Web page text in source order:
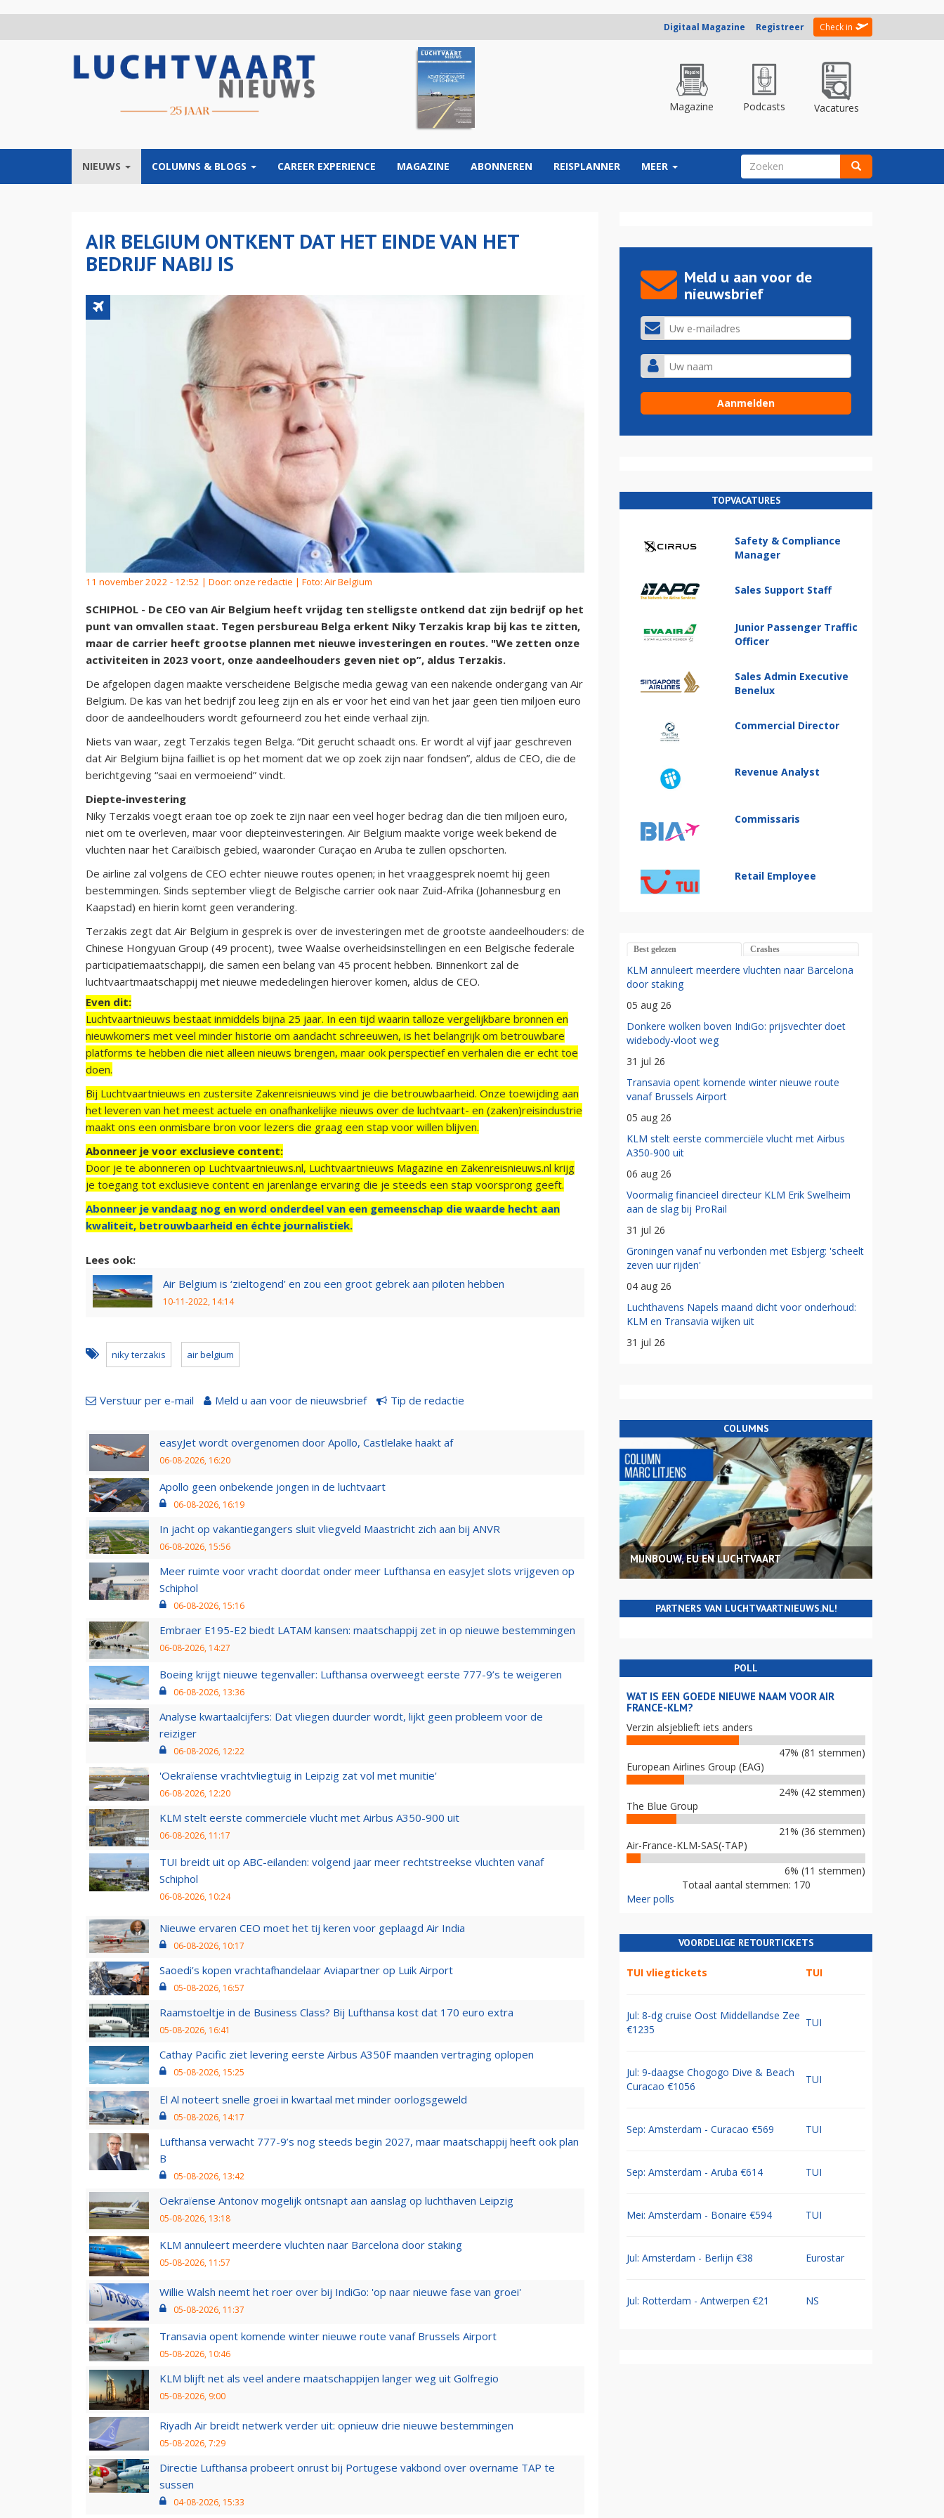
Digitaal Magazine Registreer Check in
Magazine Podcasts Vacatures
NIEUWS COLUMNS & BLOGS CAREER EXPERIENCE MAGAZINE ABONNEREN REISPLANNER MEER ZOEKVELD
AIR BELGIUM ONTKENT DAT HET EINDE VAN HET
BEDRIJF NABIJ IS
11 november 2022 - 12:52 | Door: onze redactie | Foto: Air Belgium
SCHIPHOL - De CEO van Air Belgium heeft vrijdag ten stelligste ontkend dat zijn bedrijf op het
punt van omvallen staat. Tegen persbureau Belga erkent Niky Terzakis krap bij kas te zitten,
maar de carrier heeft grootse plannen met nieuwe investeringen en routes. "We zetten onze
activiteiten in 2023 voort, onze aandeelhouders geven niet op”, aldus Terzakis.
De afgelopen dagen maakte verscheidene Belgische media gewag van een nakende ondergang van Air
Belgium. De kas van het bedrijf zou leeg zijn en als er voor het eind van het jaar geen tien miljoen euro
door de aandeelhouders wordt gefourneerd zou het einde verhaal zijn.
Niets van waar, zegt Terzakis tegen Belga. “Dit gerucht schaadt ons. Er wordt al vijf jaar geschreven
dat Air Belgium bijna failliet is op het moment dat we op zoek zijn naar fondsen”, aldus de CEO, die de
berichtgeving “saai en vermoeiend” vindt.
Diepte-investering
Niky Terzakis voegt eraan toe op zoek te zijn naar een veel hoger bedrag dan die tien miljoen euro,
niet om te overleven, maar voor diepteinvesteringen. Air Belgium maakte vorige week bekend de
vluchten naar het Caraïbisch gebied, waaronder Curaçao en Aruba te zullen opschorten.
De airline zal volgens de CEO echter nieuwe routes openen; in het vraaggesprek noemt hij geen
bestemmingen. Sinds september vliegt de Belgische carrier ook naar Zuid-Afrika (Johannesburg en
Kaapstad) en hierin komt geen verandering.
Terzakis zegt dat Air Belgium in gesprek is over de investeringen met de grootste aandeelhouders: de
Chinese Hongyuan Group (49 procent), twee Waalse overheidsinstellingen en een Belgische federale
participatiemaatschappij, die samen een belang van 45 procent hebben. Binnenkort zal de
luchtvaartmaatschappij met nieuwe mededelingen hierover komen, aldus de CEO.
Even dit:
Luchtvaartnieuws bestaat inmiddels bijna 25 jaar. In een tijd waarin talloze vergelijkbare bronnen en
nieuwkomers met veel minder historie om aandacht schreeuwen, is het belangrijk om betrouwbare
platforms te hebben die niet alleen nieuws brengen, maar ook perspectief en verhalen die er echt toe
doen.
Bij Luchtvaartnieuws en zustersite Zakenreisnieuws vind je die betrouwbaarheid. Onze toewijding aan
het leveren van het meest actuele en onafhankelijke nieuws over de luchtvaart- en (zaken)reisindustrie
maakt ons een onmisbare bron voor lezers die graag een stap voor willen blijven.
Abonneer je voor exclusieve content:
Door je te abonneren op Luchtvaartnieuws.nl, Luchtvaartnieuws Magazine en Zakenreisnieuws.nl krijg
je toegang tot exclusieve content en jarenlange ervaring die je steeds een stap voorsprong geeft.
Abonneer je vandaag nog en word onderdeel van een gemeenschap die waarde hecht aan
kwaliteit, betrouwbaarheid en échte journalistiek.
Lees ook:
Air Belgium is ‘zieltogend’ en zou een groot gebrek aan piloten hebben
10-11-2022, 14:14
niky terzakis air belgium
Verstuur per e-mail Meld u aan voor de nieuwsbrief Tip de redactie
easyJet wordt overgenomen door Apollo, Castlelake haakt af
06-08-2026, 16:20
Apollo geen onbekende jongen in de luchtvaart
06-08-2026, 16:19
In jacht op vakantiegangers sluit vliegveld Maastricht zich aan bij ANVR
06-08-2026, 15:56
Meer ruimte voor vracht doordat onder meer Lufthansa en easyJet slots vrijgeven op
Schiphol
06-08-2026, 15:16
Embraer E195-E2 biedt LATAM kansen: maatschappij zet in op nieuwe bestemmingen
06-08-2026, 14:27
Boeing krijgt nieuwe tegenvaller: Lufthansa overweegt eerste 777-9’s te weigeren
06-08-2026, 13:36
Analyse kwartaalcijfers: Dat vliegen duurder wordt, lijkt geen probleem voor de
reiziger
06-08-2026, 12:22
'Oekraïense vrachtvliegtuig in Leipzig zat vol met munitie'
06-08-2026, 12:20
KLM stelt eerste commerciële vlucht met Airbus A350-900 uit
06-08-2026, 11:17
TUI breidt uit op ABC-eilanden: volgend jaar meer rechtstreekse vluchten vanaf
Schiphol
06-08-2026, 10:24
Nieuwe ervaren CEO moet het tij keren voor geplaagd Air India
06-08-2026, 10:17
Saoedi’s kopen vrachtafhandelaar Aviapartner op Luik Airport
05-08-2026, 16:57
Raamstoeltje in de Business Class? Bij Lufthansa kost dat 170 euro extra
05-08-2026, 16:41
Cathay Pacific ziet levering eerste Airbus A350F maanden vertraging oplopen
05-08-2026, 15:25
El Al noteert snelle groei in kwartaal met minder oorlogsgeweld
05-08-2026, 14:17
Lufthansa verwacht 777-9’s nog steeds begin 2027, maar maatschappij heeft ook plan
B
05-08-2026, 13:42
Oekraïense Antonov mogelijk ontsnapt aan aanslag op luchthaven Leipzig
05-08-2026, 13:18
KLM annuleert meerdere vluchten naar Barcelona door staking
05-08-2026, 11:57
Willie Walsh neemt het roer over bij IndiGo: 'op naar nieuwe fase van groei'
05-08-2026, 11:37
Transavia opent komende winter nieuwe route vanaf Brussels Airport
05-08-2026, 10:46
KLM blijft net als veel andere maatschappijen langer weg uit Golfregio
05-08-2026, 9:00
Riyadh Air breidt netwerk verder uit: opnieuw drie nieuwe bestemmingen
05-08-2026, 7:29
Directie Lufthansa probeert onrust bij Portugese vakbond over overname TAP te
sussen
04-08-2026, 15:33
Meld u aan voor de
nieuwsbrief
TOPVACATURES
Safety & Compliance
Manager
Sales Support Staff
Junior Passenger Traffic
Officer
Sales Admin Executive
Benelux
Commercial Director
Revenue Analyst
Commissaris
Retail Employee
Best gelezen Crashes
KLM annuleert meerdere vluchten naar Barcelona
door staking
05 aug 26
Donkere wolken boven IndiGo: prijsvechter doet
widebody-vloot weg
31 jul 26
Transavia opent komende winter nieuwe route
vanaf Brussels Airport
05 aug 26
KLM stelt eerste commerciële vlucht met Airbus
A350-900 uit
06 aug 26
Voormalig financieel directeur KLM Erik Swelheim
aan de slag bij ProRail
31 jul 26
Groningen vanaf nu verbonden met Esbjerg: 'scheelt
zeven uur rijden'
04 aug 26
Luchthavens Napels maand dicht voor onderhoud:
KLM en Transavia wijken uit
31 jul 26
COLUMNS
MIJNBOUW, EU EN LUCHTVAART
PARTNERS VAN LUCHTVAARTNIEUWS.NL!
POLL
WAT IS EEN GOEDE NIEUWE NAAM VOOR AIR
FRANCE-KLM?
Verzin alsjeblieft iets anders
47% (81 stemmen)
European Airlines Group (EAG)
24% (42 stemmen)
The Blue Group
21% (36 stemmen)
Air-France-KLM-SAS(-TAP)
6% (11 stemmen)
Totaal aantal stemmen: 170
Meer polls
VOORDELIGE RETOURTICKETS
TUI vliegtickets TUI
Jul: 8-dg cruise Oost Middellandse Zee
€1235
TUI
Jul: 9-daagse Chogogo Dive & Beach
Curacao €1056
TUI
Sep: Amsterdam - Curacao €569 TUI
Sep: Amsterdam - Aruba €614 TUI
Mei: Amsterdam - Bonaire €594 TUI
Jul: Amsterdam - Berlijn €38 Eurostar
Jul: Rotterdam - Antwerpen €21 NS